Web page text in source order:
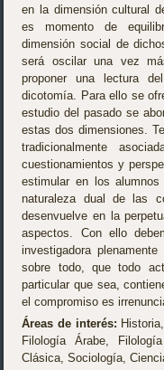
en la dimensión cultural
es momento de
dimensión social de
será oscilar una vez
proponer una lectura
dicotomía. Para ello se
estudio del pasado se
estas dos dimensiones.
tradicionalmente
cuestionamientos y
estimular en los
naturaleza dual de las
desenvuelve en la
aspectos. Con ello
investigadora
sobre todo, que todo
particular que sea,
el compromiso es
Áreas de interés:
Filología Árabe,
Clásica, Sociología,